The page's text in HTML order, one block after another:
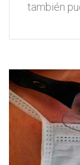
también